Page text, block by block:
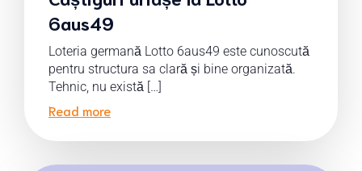
6aus49
Loteria germană Lotto 6aus49 este cunoscută
pentru structura sa clară și bine organizată.
Tehnic, nu există […]
Read more